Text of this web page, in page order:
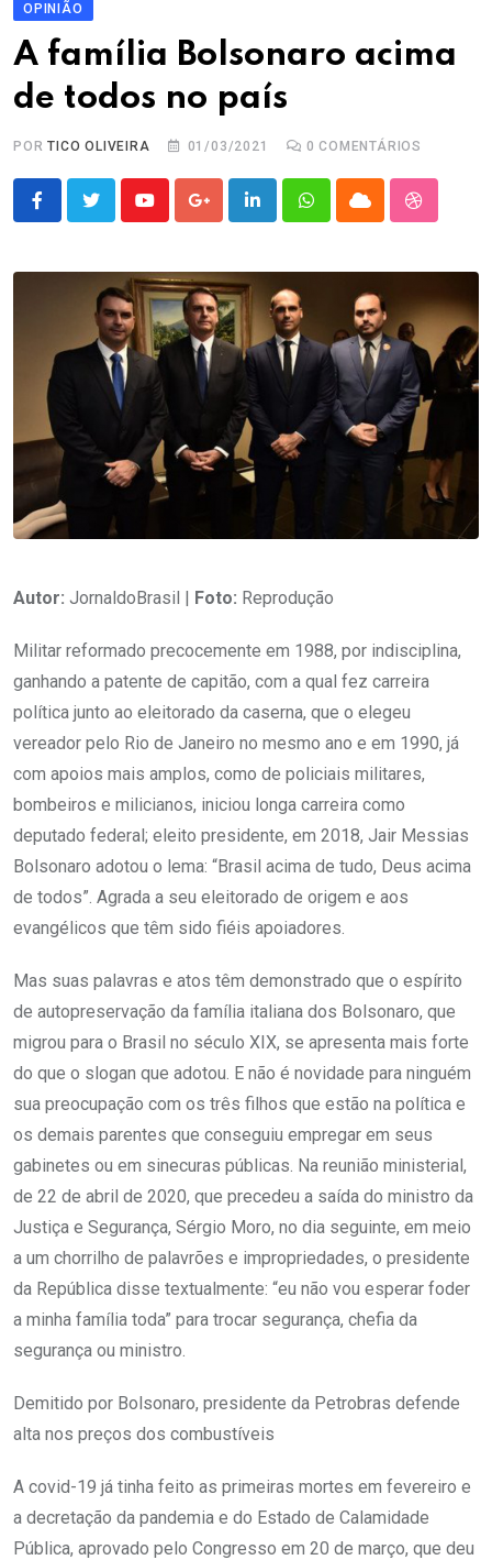
OPINIÃO
A família Bolsonaro acima
de todos no país
PORTICO OLIVEIRA 01/03/2021 0 COMENTÁRIOS
YoutubeGoogle+LinkedInWhatsappCloud
Autor: JornaldoBrasil | Foto: Reprodução
Militar reformado precocemente em 1988, por indisciplina,
ganhando a patente de capitão, com a qual fez carreira
política junto ao eleitorado da caserna, que o elegeu
vereador pelo Rio de Janeiro no mesmo ano e em 1990, já
com apoios mais amplos, como de policiais militares,
bombeiros e milicianos, iniciou longa carreira como
deputado federal; eleito presidente, em 2018, Jair Messias
Bolsonaro adotou o lema: “Brasil acima de tudo, Deus acima
de todos”. Agrada a seu eleitorado de origem e aos
evangélicos que têm sido fiéis apoiadores.
Mas suas palavras e atos têm demonstrado que o espírito
de autopreservação da família italiana dos Bolsonaro, que
migrou para o Brasil no século XIX, se apresenta mais forte
do que o slogan que adotou. E não é novidade para ninguém
sua preocupação com os três filhos que estão na política e
os demais parentes que conseguiu empregar em seus
gabinetes ou em sinecuras públicas. Na reunião ministerial,
de 22 de abril de 2020, que precedeu a saída do ministro da
Justiça e Segurança, Sérgio Moro, no dia seguinte, em meio
a um chorrilho de palavrões e impropriedades, o presidente
da República disse textualmente: “eu não vou esperar foder
a minha família toda” para trocar segurança, chefia da
segurança ou ministro.
Demitido por Bolsonaro, presidente da Petrobras defende
alta nos preços dos combustíveis
A covid-19 já tinha feito as primeiras mortes em fevereiro e
a decretação da pandemia e do Estado de Calamidade
Pública, aprovado pelo Congresso em 20 de março, que deu